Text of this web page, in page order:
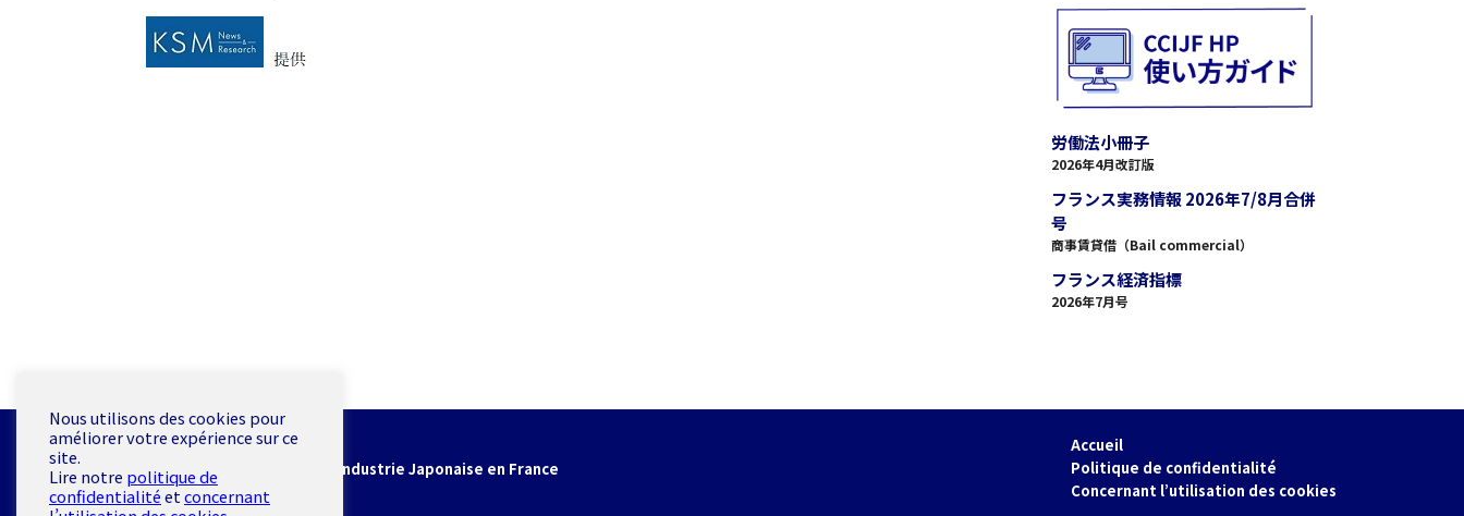
労働法小冊子
2026年4月改訂版
フランス実務情報 2026年7/8月合併
号
商事賃貸借（Bail commercial）
フランス経済指標
2026年7月号
Accueil
Politique de confidentialité
Concernant l’utilisation des cookies
CCIJF
Chambre de Commerce et d'Industrie Japonaise en France
19 rue de Milan 75009 Paris
Nous utilisons des cookies pour
améliorer votre expérience sur ce
site.
Lire notre politique de
confidentialitéetconcernant